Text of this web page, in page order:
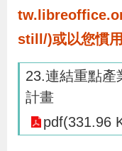
務
still/)或以您慣用
23.連結重點產
計畫
pdf(331.96